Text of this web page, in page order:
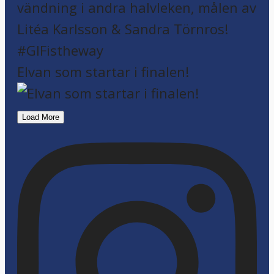
Elvan som startar i finalen!
Load More